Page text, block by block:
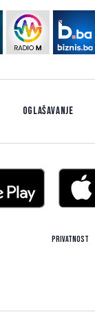
Oglašavanje
Privatnost